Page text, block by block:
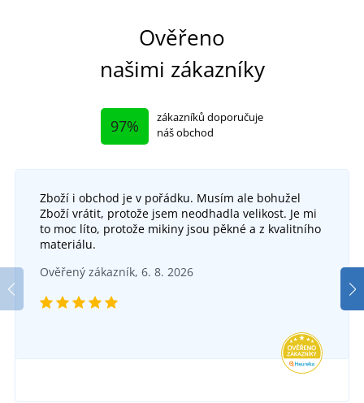
Ověřeno
našimi zákazníky
97%
zákazníků doporučuje
náš obchod
Zboží i obchod je v pořádku. Musím ale bohužel
Zboží vrátit, protože jsem neodhadla velikost. Je mi
to moc líto, protože mikiny jsou pěkné a z kvalitního
materiálu.
Ověřený zákazník, 6. 8. 2026